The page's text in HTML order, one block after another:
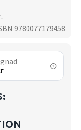
9780077179458